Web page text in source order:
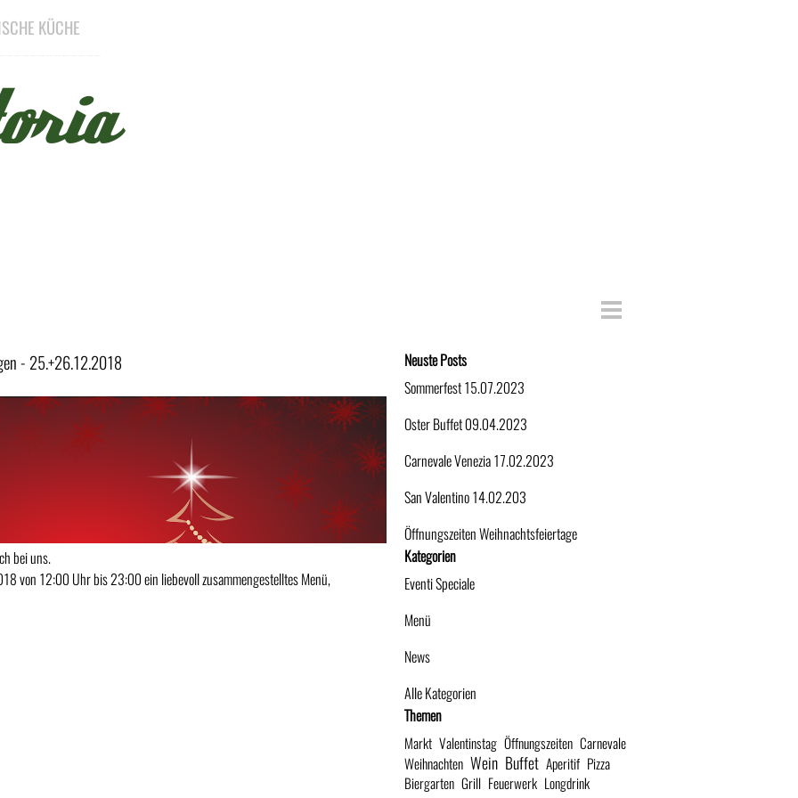
KÜCHE
- 25.+26.12.2018
bei uns.
von 12:00 Uhr bis 23:00 ein liebevoll zusammengestelltes Menü,
Block überspringen Neuste Posts
Neuste Posts
Sommerfest 15.07.2023
Oster Buffet 09.04.2023
Carnevale Venezia 17.02.2023
San Valentino 14.02.203
Öffnungszeiten Weihnachtsfeiertage
Block überspringen Kategorien
Kategorien
Eventi Speciale
Menü
News
Alle Kategorien
Block überspringen Themen
Themen
Markt Valentinstag Öffnungszeiten Carnevale
Weihnachten Wein Buffet Aperitif Pizza
Biergarten Grill Feuerwerk Longdrink